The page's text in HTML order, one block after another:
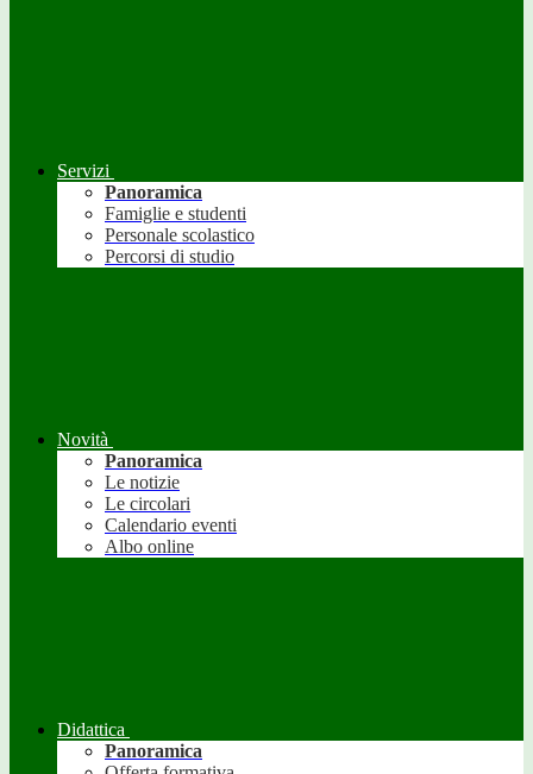
Servizi
Panoramica
Famiglie e studenti
Personale scolastico
Percorsi di studio
Novità
Panoramica
Le notizie
Le circolari
Calendario eventi
Albo online
Didattica
Panoramica